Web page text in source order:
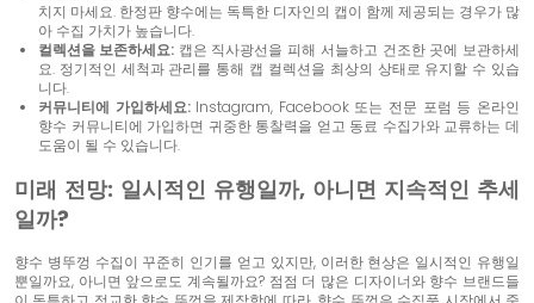
치지 마세요. 한정판 향수에는 독특한 디자인의 캡이 함께 제공되는 경우가 많
아 수집 가치가 높습니다.
컬렉션을 보존하세요: 캡은 직사광선을 피해 서늘하고 건조한 곳에 보관하세
요. 정기적인 세척과 관리를 통해 캡 컬렉션을 최상의 상태로 유지할 수 있습
니다.
커뮤니티에 가입하세요: Instagram, Facebook 또는 전문 포럼 등 온라인
향수 커뮤니티에 가입하면 귀중한 통찰력을 얻고 동료 수집가와 교류하는 데
도움이 될 수 있습니다.
미래 전망: 일시적인 유행일까, 아니면 지속적인 추세
일까?
향수 병뚜껑 수집이 꾸준히 인기를 얻고 있지만, 이러한 현상은 일시적인 유행일
뿐일까요, 아니면 앞으로도 계속될까요? 점점 더 많은 디자이너와 향수 브랜드들